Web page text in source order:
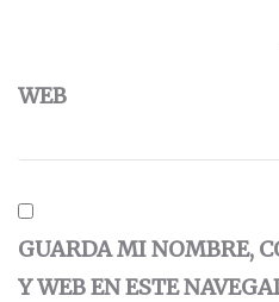
WEB
GUARDA MI NOMBRE,
Y WEB EN ESTE